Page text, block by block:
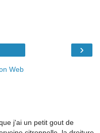
›
Web
j'ai un petit gout de